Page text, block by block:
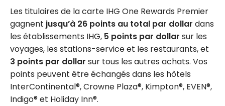
Les titulaires de la carte IHG One Rewards Premier
gagnent jusqu’à 26 points au total par dollar dans
les établissements IHG, 5 points par dollar sur les
voyages, les stations-service et les restaurants, et
3 points par dollar sur tous les autres achats. Vos
points peuvent être échangés dans les hôtels
InterContinental®, Crowne Plaza®, Kimpton®, EVEN®,
Indigo® et Holiday Inn®.